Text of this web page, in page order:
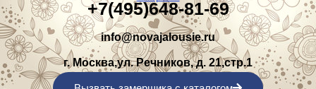
info@novajalousie.ru
г. Москва,ул. Речников, д. 21,стр.1
Вызвать замерщика с каталогом